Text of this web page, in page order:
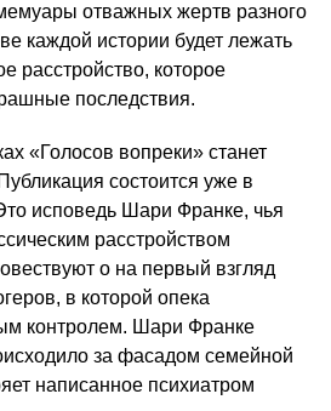
отважных жертв разного
каждой истории будет лежать
расстройство, которое
последствия.
«Голосов вопреки» станет
состоится уже в
исповедь Шари Франке, чья
расстройством
о на первый взгляд
в которой опека
контролем. Шари Франке
за фасадом семейной
написанное психиатром